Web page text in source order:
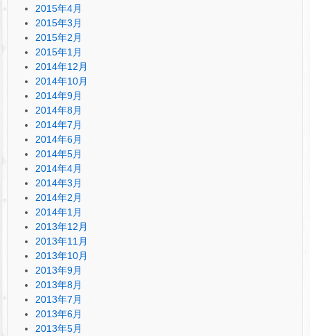
2015年4月
2015年3月
2015年2月
2015年1月
2014年12月
2014年10月
2014年9月
2014年8月
2014年7月
2014年6月
2014年5月
2014年4月
2014年3月
2014年2月
2014年1月
2013年12月
2013年11月
2013年10月
2013年9月
2013年8月
2013年7月
2013年6月
2013年5月